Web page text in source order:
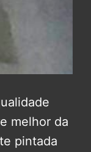
melhor da
pintada